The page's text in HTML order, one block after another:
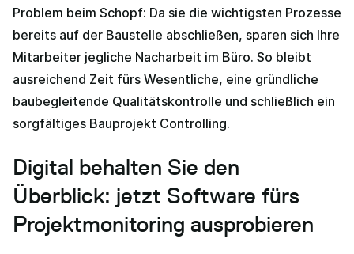
Problem beim Schopf: Da sie die wichtigsten Prozesse
bereits auf der Baustelle abschließen, sparen sich Ihre
Mitarbeiter jegliche Nacharbeit im Büro. So bleibt
ausreichend Zeit fürs Wesentliche, eine gründliche
baubegleitende Qualitätskontrolle und schließlich ein
sorgfältiges Bauprojekt Controlling.
Digital behalten Sie den
Überblick: jetzt Software fürs
Projektmonitoring ausprobieren